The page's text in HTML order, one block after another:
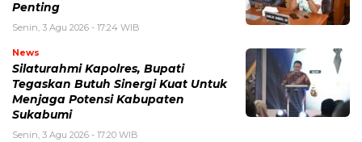
Penting
Senin, 3 Agu 2026 - 17:24 WIB
News
Silaturahmi Kapolres, Bupati
Tegaskan Butuh Sinergi Kuat Untuk
Menjaga Potensi Kabupaten
Sukabumi
Senin, 3 Agu 2026 - 17:20 WIB